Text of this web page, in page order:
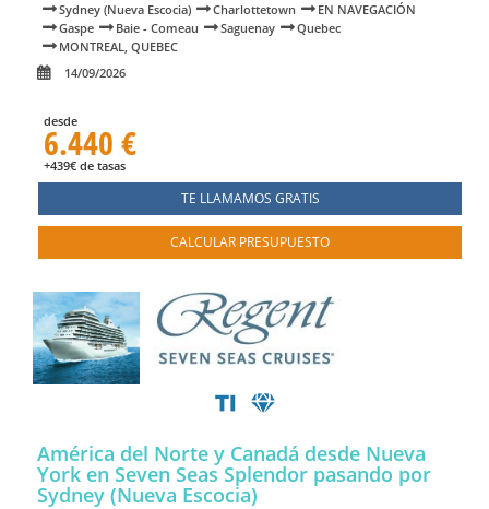
Sydney (Nueva Escocia)
Charlottetown
EN NAVEGACIÓN
Gaspe
Baie - Comeau Saguenay
Quebec
MONTREAL, QUEBEC
14/09/2026
desde
6.440 €
+439€ de tasas
TE LLAMAMOS GRATIS
CALCULAR PRESUPUESTO
América del Norte y Canadá desde Nueva
York en Seven Seas Splendor pasando por
Sydney (Nueva Escocia)